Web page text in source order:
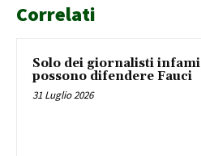
Correlati
Solo dei giornalisti infami
possono difendere Fauci
31 Luglio 2026